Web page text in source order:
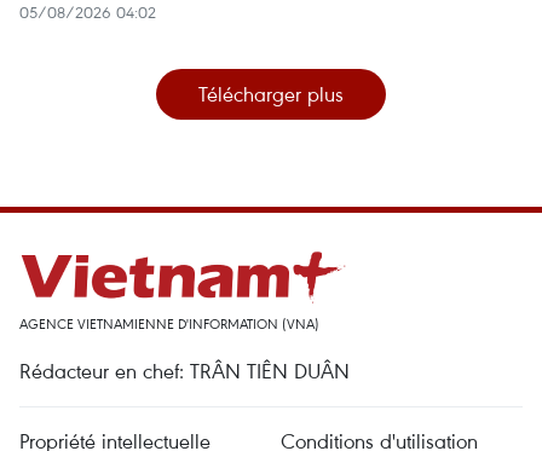
05/08/2026 04:02
Télécharger plus
AGENCE VIETNAMIENNE D'INFORMATION (VNA)
Rédacteur en chef: TRÂN TIÊN DUÂN
Propriété intellectuelle Conditions d'utilisation